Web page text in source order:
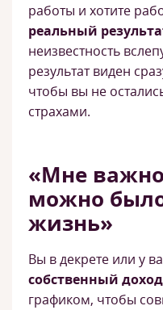
работы и хотите
реальный
неизвестность
результат виден
чтобы вы не
страхами.
«Мне
можно
жизнь»
Вы в декрете или у
собственный
графиком, чтобы